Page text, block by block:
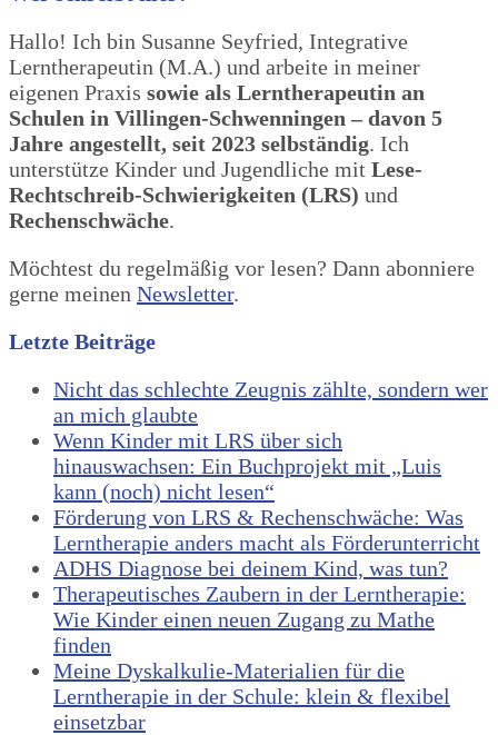
Hallo! Ich bin Susanne Seyfried, Integrative
Lerntherapeutin (M.A.) und arbeite in meiner
eigenen Praxis sowie als Lerntherapeutin an
Schulen in Villingen-Schwenningen – davon 5
Jahre angestellt, seit 2023 selbständig. Ich
unterstütze Kinder und Jugendliche mit Lese-
Rechtschreib-Schwierigkeiten (LRS) und
Rechenschwäche.
Möchtest du regelmäßig vor lesen? Dann abonniere
gerne meinen Newsletter.
Letzte Beiträge
Nicht das schlechte Zeugnis zählte, sondern wer
an mich glaubte
Wenn Kinder mit LRS über sich
hinauswachsen: Ein Buchprojekt mit „Luis
kann (noch) nicht lesen“
Förderung von LRS & Rechenschwäche: Was
Lerntherapie anders macht als Förderunterricht
ADHS Diagnose bei deinem Kind, was tun?
Therapeutisches Zaubern in der Lerntherapie:
Wie Kinder einen neuen Zugang zu Mathe
finden
Meine Dyskalkulie-Materialien für die
Lerntherapie in der Schule: klein & flexibel
einsetzbar